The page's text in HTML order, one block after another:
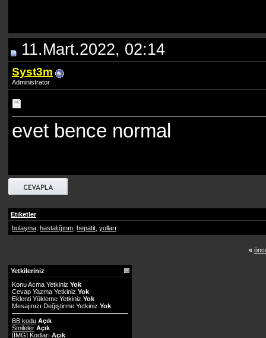
11.Mart.2022, 02:14
Syst3m
Administrator
evet bence normal
Etiketler
bulaşma hastalığının hepatit yolları
«
Yetkileriniz
Konu Acma Yetkiniz Yok
Cevap Yazma Yetkiniz Yok
Eklenti Yükleme Yetkiniz Yok
Mesajınızı Değiştirme Yetkiniz Yok
BB kodu Açık
Smileler Açık
[IMG] Kodları Açık